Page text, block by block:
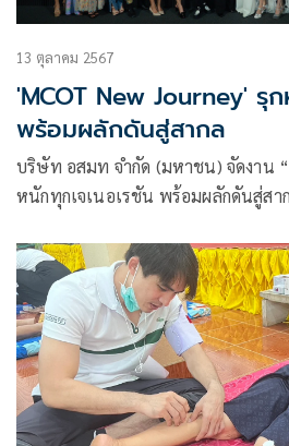
13 ตุลาคม 2567
'MCOT New Journey' รุ
พร้อมผลักดันสู่สากล
บริษัท อสมท จำกัด (มหาชน) จัดงาน
หนักทุกเจเนอเรชัน พร้อมผลักดันสู่สา
การใหญ่ บมจ.อสมท (รก.ผอ.ใหญ่ บม
ที่ไม่ล้อมกรอบ สร้างคอมมูนิตี้ที่หลาก
เทนต์